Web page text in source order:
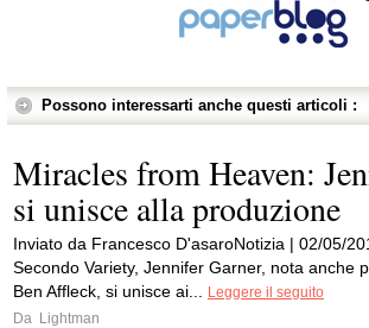
Possono interessarti anche questi articoli :
Miracles from Heaven:
si unisce alla produzione
Inviato da Francesco D'asaroNotizia | 02/05/
Secondo Variety, Jennifer Garner, nota anche
Ben Affleck, si unisce ai...
Leggere il seguito
Da Lightman